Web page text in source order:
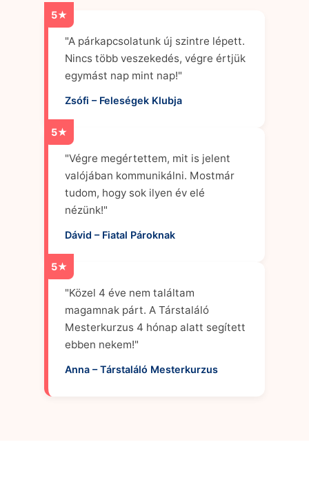
5★
"A párkapcsolatunk új szintre lépett.
Nincs több veszekedés, végre értjük
egymást nap mint nap!"
Zsófi – Feleségek Klubja
5★
"Végre megértettem, mit is jelent
valójában kommunikálni. Mostmár
tudom, hogy sok ilyen év elé
nézünk!"
Dávid – Fiatal Pároknak
5★
"Közel 4 éve nem találtam
magamnak párt. A Társtaláló
Mesterkurzus 4 hónap alatt segített
ebben nekem!"
Anna – Társtaláló Mesterkurzus